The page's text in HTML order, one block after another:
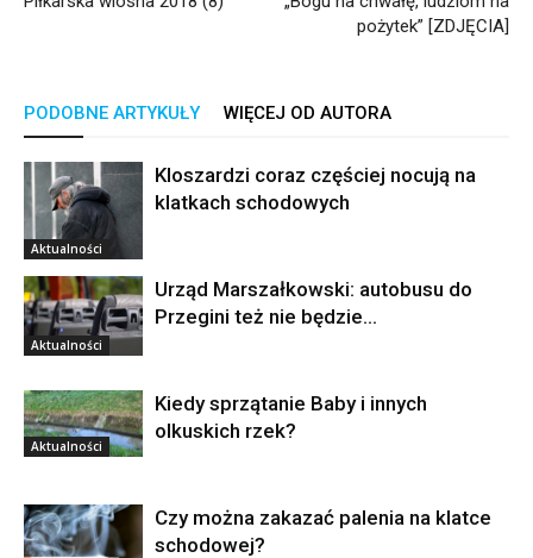
pożytek” [ZDJĘCIA]
PODOBNE ARTYKUŁY WIĘCEJ OD AUTORA
Aktualności
Kloszardzi coraz częściej nocują na
klatkach schodowych
Aktualności
Urząd Marszałkowski: autobusu do
Przegini też nie będzie…
Aktualności
Kiedy sprzątanie Baby i innych
olkuskich rzek?
Czy można zakazać palenia na klatce
schodowej?